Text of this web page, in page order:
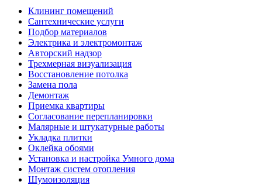
Клининг помещений
Сантехнические услуги
Подбор материалов
Электрика и электромонтаж
Авторский надзор
Трехмерная визуализация
Восстановление потолка
Замена пола
Демонтаж
Приемка квартиры
Согласование перепланировки
Малярные и штукатурные работы
Укладка плитки
Оклейка обоями
Установка и настройка Умного дома
Монтаж систем отопления
Шумоизоляция